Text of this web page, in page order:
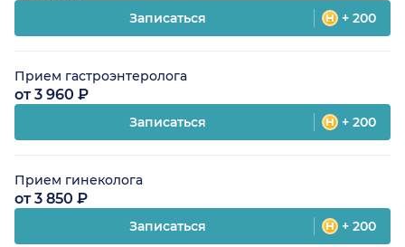
Записаться + 200
Прием гастроэнтеролога
от 3 960 ₽
Записаться + 200
Прием гинеколога
от 3 850 ₽
Записаться + 200